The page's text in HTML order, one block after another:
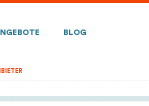
BLOG